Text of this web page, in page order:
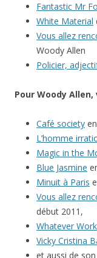
Fantastic Mr
White Material
Vous allez
Woody Allen
Policier,
Pour Woody
Café society
L’homme
Magic in the
Blue Jasmine
Minuit à Paris
Vous allez
début 2011,
Whatever
Vicky Cristina
et aussi de